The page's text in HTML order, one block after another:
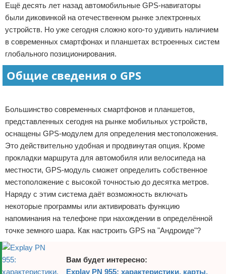
Программное обеспечение
Для автомобиля
Разное
Отказ от ответственности
Ещё десять лет назад автомобильные GPS-навигаторы
были диковинкой на отечественном рынке электронных
устройств. Но уже сегодня сложно кого-то удивить наличием
в современных смартфонах и планшетах встроенных систем
глобального позиционирования.
Общие сведения о GPS
Большинство современных смартфонов и планшетов,
представленных сегодня на рынке мобильных устройств,
оснащены GPS-модулем для определения местоположения.
Это действительно удобная и продвинутая опция. Кроме
прокладки маршрута для автомобиля или велосипеда на
местности, GPS-модуль сможет определить собственное
местоположение с высокой точностью до десятка метров.
Наряду с этим система даёт возможность включать
некоторые программы или активировать функцию
напоминания на телефоне при нахождении в определённой
точке земного шара. Как настроить GPS на "Андроиде"?
Вам будет интересно:
Explay PN 955: характеристики, карты,